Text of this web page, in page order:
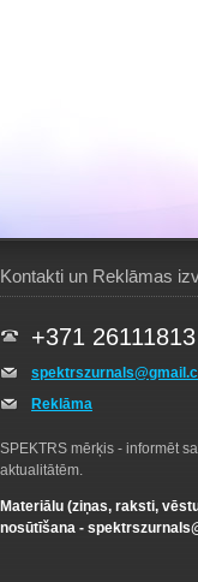
Kontakti un Reklāmas
+371 26111813
Reklāma
SPEKTRS mērķis - informēt
aktualitātēm.
Materiālu (ziņas, raksti,
nosūtīšana -